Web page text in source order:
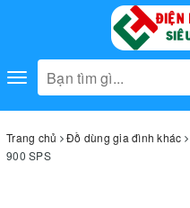
Toggle
navigation
Trang chủ Đồ dùng gia đình khác
900 SPS